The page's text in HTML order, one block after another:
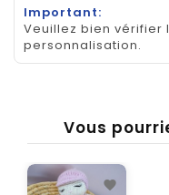
Important:
Veuillez bien
personnalisation.
Vous